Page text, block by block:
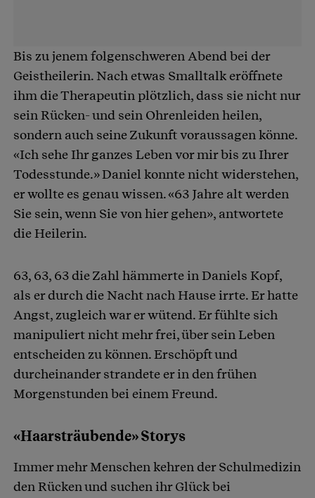
Bis zu jenem folgenschweren Abend bei der
Geistheilerin. Nach etwas Smalltalk eröffnete
ihm die Therapeutin plötzlich, dass sie nicht nur
sein Rücken- und sein Ohrenleiden heilen,
sondern auch seine Zukunft voraussagen könne.
«Ich sehe Ihr ganzes Leben vor mir bis zu Ihrer
Todesstunde.» Daniel konnte nicht widerstehen,
er wollte es genau wissen. «63 Jahre alt werden
Sie sein, wenn Sie von hier gehen», antwortete
die Heilerin.
63, 63, 63 die Zahl hämmerte in Daniels Kopf,
als er durch die Nacht nach Hause irrte. Er hatte
Angst, zugleich war er wütend. Er fühlte sich
manipuliert nicht mehr frei, über sein Leben
entscheiden zu können. Erschöpft und
durcheinander strandete er in den frühen
Morgenstunden bei einem Freund.
«Haarsträubende» Storys
Immer mehr Menschen kehren der Schulmedizin
den Rücken und suchen ihr Glück bei